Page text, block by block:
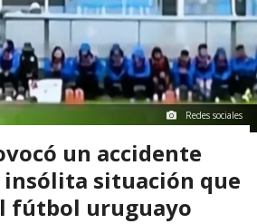
Redes sociales
un accidente
situación que
fútbol uruguayo